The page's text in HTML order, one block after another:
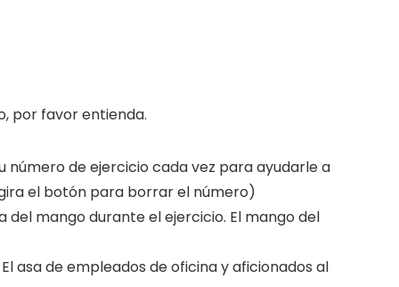
por favor entienda.
número de ejercicio cada vez para ayudarle a
el botón para borrar el número)
mango durante el ejercicio. El mango del
asa de empleados de oficina y aficionados al